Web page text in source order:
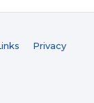
Privacy